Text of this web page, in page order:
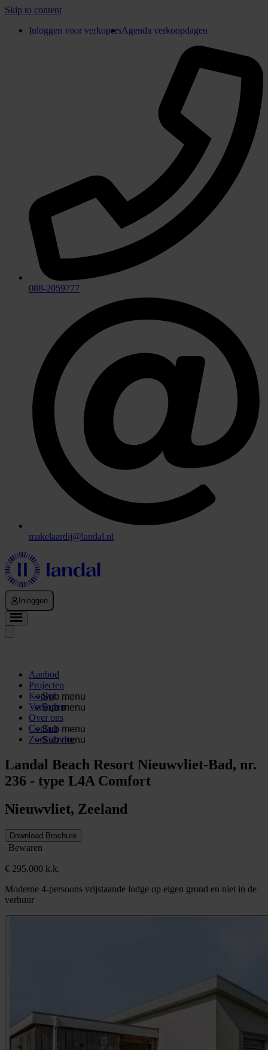
Skip to content
Inloggen voor verkopersAgenda verkoopdagen
088-2059777
makelaardij@landal.nl
Inloggen
Aanbod
Projecten
Sub menu
Kopen
Sub menu
Verkopen
Over ons
Sub menu
Contact
Sub menu
Zoekservice
Landal Beach Resort Nieuwvliet-Bad, nr.
236 - type L4A Comfort
Nieuwvliet, Zeeland
Download Brochure
Bewaren
€ 295.000 k.k.
Moderne 4-persoons vrijstaande lodge op eigen grond en niet in de
verhuur